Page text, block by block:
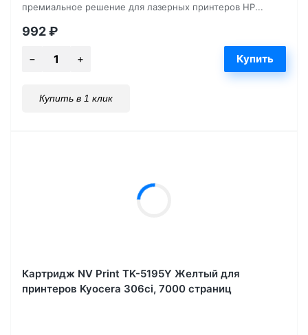
премиальное решение для лазерных принтеров HP...
992₽
Купить в 1 клик
Картридж NV Print TK-5195Y Желтый для
принтеров Kyocera 306ci, 7000 страниц